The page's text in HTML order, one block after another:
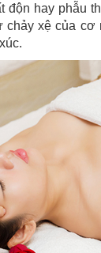
độn hay phẫu
chảy xệ của cơ